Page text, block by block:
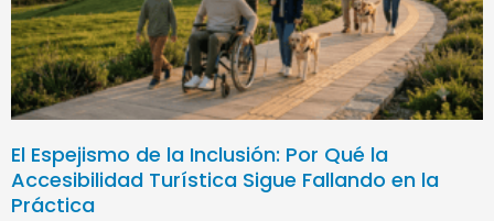
El Espejismo de la Inclusión: Por Qué la
Accesibilidad Turística Sigue Fallando en la
Práctica